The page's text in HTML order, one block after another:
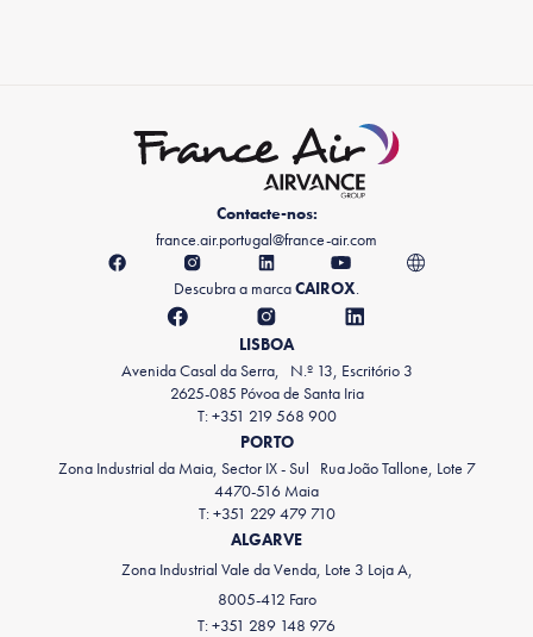
Contacte-nos:
france.air.portugal@france-air.com
Descubra a marcaCAIROX.
LISBOA
Avenida Casal da Serra, N.º 13, Escritório 3
2625-085 Póvoa de Santa Iria
T: +351 219 568 900
PORTO
Zona Industrial da Maia, Sector IX - Sul Rua João Tallone, Lote 7
4470-516 Maia
T: +351 229 479 710
ALGARVE
Zona Industrial Vale da Venda, Lote 3 Loja A,
8005-412 Faro
T: +351 289 148 976